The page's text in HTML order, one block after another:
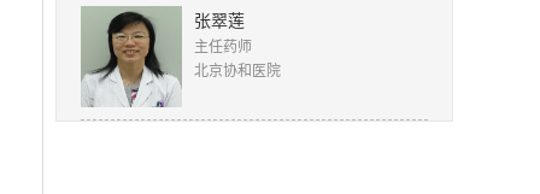
张翠莲
主任药师
北京协和医院